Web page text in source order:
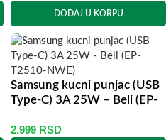
DODAJ U KORPU
Samsung kucni punjac (USB
Type-C) 3A 25W – Beli (EP-
2.999 RSD